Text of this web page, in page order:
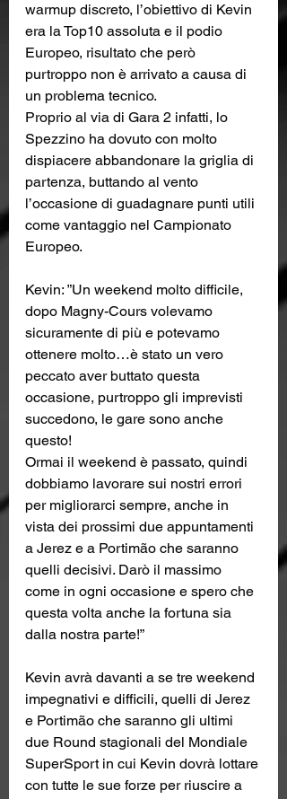
warmup discreto, l’obiettivo di Kevin
era la Top10 assoluta e il podio
Europeo, risultato che però
purtroppo non è arrivato a causa di
un problema tecnico.
Proprio al via di Gara 2 infatti, lo
Spezzino ha dovuto con molto
dispiacere abbandonare la griglia di
partenza, buttando al vento
l’occasione di guadagnare punti utili
come vantaggio nel Campionato
Europeo.
Kevin: ”Un weekend molto difficile,
dopo Magny-Cours volevamo
sicuramente di più e potevamo
ottenere molto…è stato un vero
peccato aver buttato questa
occasione, purtroppo gli imprevisti
succedono, le gare sono anche
questo!
Ormai il weekend è passato, quindi
dobbiamo lavorare sui nostri errori
per migliorarci sempre, anche in
vista dei prossimi due appuntamenti
a Jerez e a Portimão che saranno
quelli decisivi. Darò il massimo
come in ogni occasione e spero che
questa volta anche la fortuna sia
dalla nostra parte!”
Kevin avrà davanti a se tre weekend
impegnativi e difficili, quelli di Jerez
e Portimão che saranno gli ultimi
due Round stagionali del Mondiale
SuperSport in cui Kevin dovrà lottare
con tutte le sue forze per riuscire a